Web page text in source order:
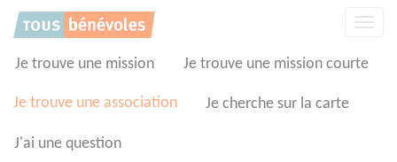
Je trouve une mission Je trouve une mission courte
Je trouve une association Je cherche sur la carte
J'ai une question
Panneau de gestion des cookies